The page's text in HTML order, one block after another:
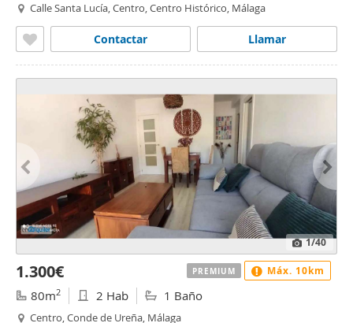
Calle Santa Lucía, Centro, Centro Histórico, Málaga
Llamar
Contactar
1/40
1.300€
80m2 2 Hab 1 Baño
Centro, Conde de Ureña, Málaga
PREMIUM Máx. 10km